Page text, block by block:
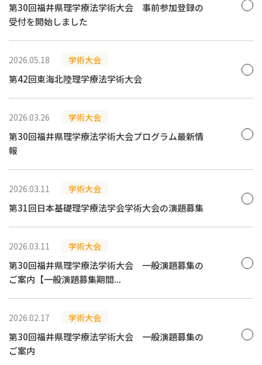
第30回福井県理学療法学術大会 事前参加登録の
受付を開始しました
2026.05.18 学術大会
第42回東海北陸理学療法学術大会
2026.03.26 学術大会
第30回福井県理学療法学術大会プログラム最新情
報
2026.03.11 学術大会
第31回日本基礎理学療法学会学術大会の演題募集
2026.03.11 学術大会
第30回福井県理学療法学術大会 一般演題募集の
ご案内【一般演題募集期間...
2026.02.17 学術大会
第30回福井県理学療法学術大会 一般演題募集の
ご案内